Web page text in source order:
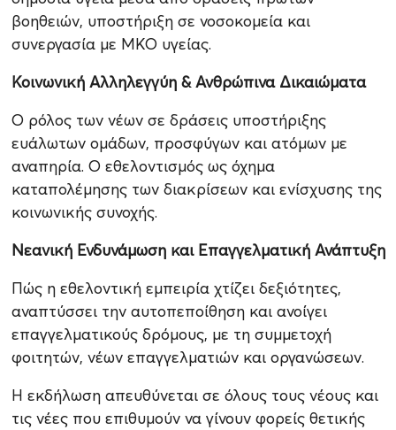
βοηθειών, υποστήριξη σε νοσοκομεία και
συνεργασία με ΜΚΟ υγείας.
Κοινωνική Αλληλεγγύη & Ανθρώπινα Δικαιώματα
Ο ρόλος των νέων σε δράσεις υποστήριξης
ευάλωτων ομάδων, προσφύγων και ατόμων με
αναπηρία. Ο εθελοντισμός ως όχημα
καταπολέμησης των διακρίσεων και ενίσχυσης της
κοινωνικής συνοχής.
Νεανική Ενδυνάμωση και Επαγγελματική Ανάπτυξη
Πώς η εθελοντική εμπειρία χτίζει δεξιότητες,
αναπτύσσει την αυτοπεποίθηση και ανοίγει
επαγγελματικούς δρόμους, με τη συμμετοχή
φοιτητών, νέων επαγγελματιών και οργανώσεων.
Η εκδήλωση απευθύνεται σε όλους τους νέους και
τις νέες που επιθυμούν να γίνουν φορείς θετικής